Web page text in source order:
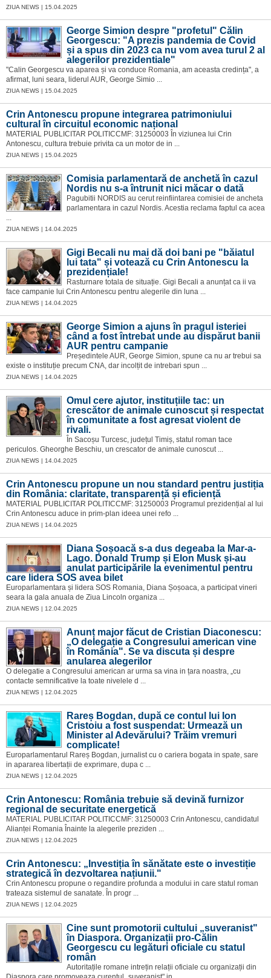
ZIUA NEWS | 15.04.2025
George Simion despre "profetul" Călin
Georgescu: "A prezis pandemia de Covid
și a spus din 2023 ca nu vom avea turul 2 al
alegerilor prezidentiale"
"Calin Georgescu va aparea și va conduce Romania, am aceasta credința", a
afirmat, luni seara, liderul AUR, George Simio ...
ZIUA NEWS | 15.04.2025
Crin Antonescu propune integrarea patrimoniului
cultural în circuitul economic național
MATERIAL PUBLICITAR POLITICCMF: 31250003 În viziunea lui Crin
Antonescu, cultura trebuie privita ca un motor de in ...
ZIUA NEWS | 15.04.2025
Comisia parlamentară de anchetă în cazul
Nordis nu s-a întrunit nici măcar o dată
Pagubitii NORDIS au cerut reinfiintarea comisiei de ancheta
parlamentara in cazul Nordis. Acestia reclama faptul ca acea
...
ZIUA NEWS | 14.04.2025
Gigi Becali nu mai dă doi bani pe "băiatul
lui tata" și votează cu Crin Antonescu la
prezidențiale!
Rasturnare totala de situație. Gigi Becali a anunțat ca ii va
face campanie lui Crin Antonescu pentru alegerile din luna ...
ZIUA NEWS | 14.04.2025
George Simion a ajuns în pragul isteriei
când a fost întrebat unde au dispărut banii
AUR pentru campanie
Președintele AUR, George Simion, spune ca nu ar trebui sa
existe o instituție precum CNA, dar incolțit de intrebari spun ...
ZIUA NEWS | 14.04.2025
Omul cere ajutor, instituțiile tac: un
crescător de animale cunoscut și respectat
în comunitate a fost agresat violent de
rivali.
În Sacoșu Turcesc, județul Timiș, statul roman tace
periculos. Gheorghe Beschiu, un crescator de animale cunoscut ...
ZIUA NEWS | 14.04.2025
Crin Antonescu propune un nou standard pentru justiția
din România: claritate, transparență și eficiență
MATERIAL PUBLICITAR POLITICCMF: 31250003 Programul prezidențial al lui
Crin Antonescu aduce in prim-plan ideea unei refo ...
ZIUA NEWS | 14.04.2025
Diana Șoșoacă s-a dus degeaba la Mar-a-
Lago. Donald Trump și Elon Musk și-au
anulat participările la evenimentul pentru
care lidera SOS avea bilet
Europarlamentara și lidera SOS Romania, Diana Șoșoaca, a participat vineri
seara la gala anuala de Ziua Lincoln organiza ...
ZIUA NEWS | 12.04.2025
Anunț major făcut de Cristian Diaconescu:
„O delegație a Congresului american vine
în România". Se va discuta și despre
anularea alegerilor
O delegatie a Congresului american ar urma sa vina in țara noastra, „cu
contacte semnificative la toate nivelele d ...
ZIUA NEWS | 12.04.2025
Rareș Bogdan, după ce contul lui Ion
Cristoiu a fost suspendat: Urmează un
Minister al Adevărului? Trăim vremuri
complicate!
Europarlamentarul Rareș Bogdan, jurnalist cu o cariera bogata in spate, sare
in apararea libertații de exprimare, dupa c ...
ZIUA NEWS | 12.04.2025
Crin Antonescu: România trebuie să devină furnizor
regional de securitate energetică
MATERIAL PUBLICITAR POLITICCMF: 31250003 Crin Antonescu, candidatul
Alianței Romania Înainte la alegerile preziden ...
ZIUA NEWS | 12.04.2025
Crin Antonescu: „Investiția în sănătate este o investiție
strategică în dezvoltarea națiunii."
Crin Antonescu propune o regandire profunda a modului in care statul roman
trateaza sistemul de sanatate. În progr ...
ZIUA NEWS | 12.04.2025
Cine sunt promotorii cultului „suveranist"
în Diaspora. Organizații pro-Călin
Georgescu cu legături oficiale cu statul
român
Autoritațile romane intrețin relații oficiale cu organizații din